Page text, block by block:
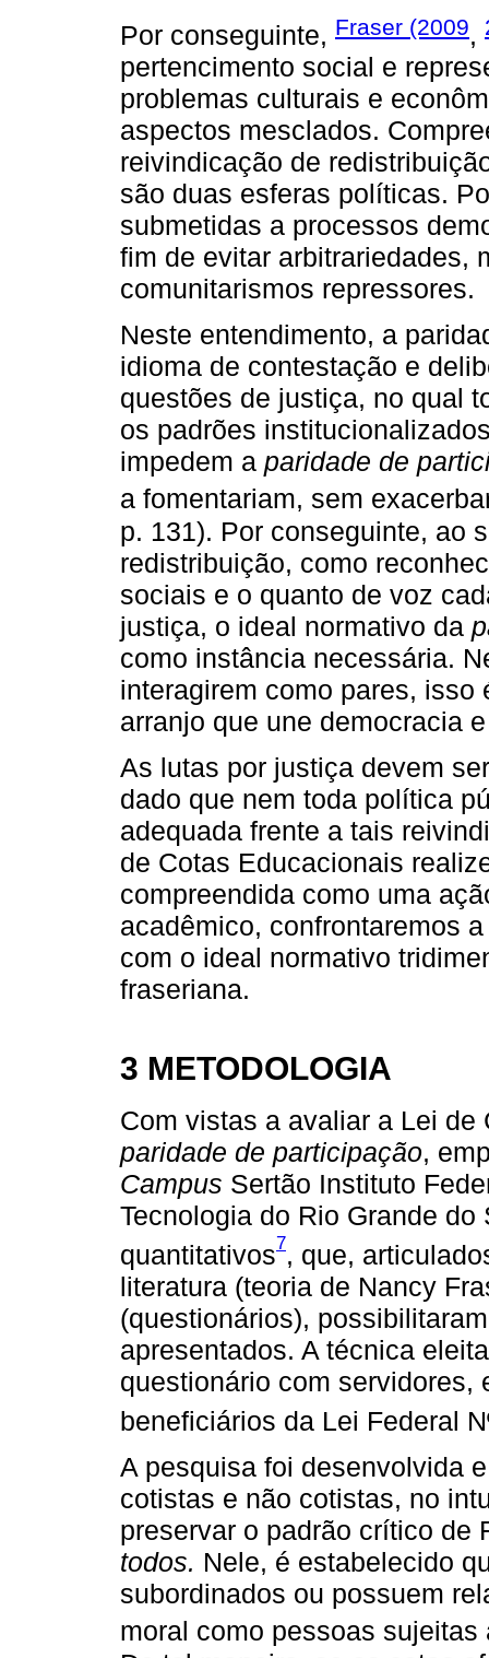
Por conseguinte, Fraser (2009,
pertencimento social e
problemas culturais e
aspectos mesclados.
reivindicação de
são duas esferas políticas.
submetidas a processos
fim de evitar arbitrariedades,
comunitarismos repressores.
Neste entendimento, a
idioma de contestação e
questões de justiça, no qual
os padrões
impedem a paridade de
a fomentariam, sem
p. 131). Por conseguinte, ao
redistribuição, como
sociais e o quanto de voz
justiça, o ideal normativo da
como instância necessária.
interagirem como pares, isso
arranjo que une democracia
As lutas por justiça devem
dado que nem toda política
adequada frente a tais
de Cotas Educacionais
compreendida como uma
acadêmico, confrontaremos
com o ideal normativo
fraseriana.
3 METODOLOGIA
Com vistas a avaliar a Lei
paridade de participação,
Campus Sertão Instituto
Tecnologia do Rio Grande
quantitativos7, que,
literatura (teoria de Nancy
(questionários),
apresentados. A técnica
questionário com servidores,
beneficiários da Lei Federal
A pesquisa foi desenvolvida
cotistas e não cotistas, no
preservar o padrão crítico
todos. Nele, é estabelecido
subordinados ou possuem
moral como pessoas sujeitas